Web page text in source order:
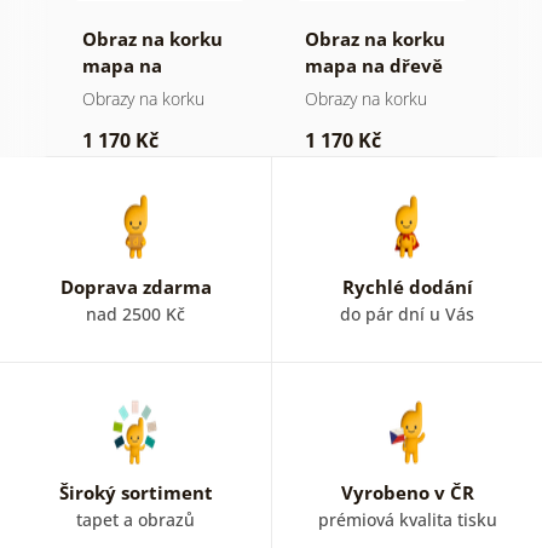
Obraz na korku
mapa na
dřevěném pozadí
Obrazy na korku
1 170 Kč
Obraz na korku
mapa na dřevě
Obrazy na korku
1 170 Kč
Doprava zdarma
nad 2500 Kč
Rychlé dodání
do pár dní u Vás
Široký sortiment
tapet a obrazů
Vyrobeno v ČR
prémiová kvalita tisku